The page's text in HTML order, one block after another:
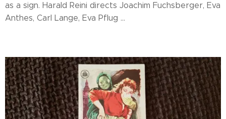
as a sign. Harald Reini directs Joachim Fuchsberger, Eva
Anthes, Carl Lange, Eva Pflug ...